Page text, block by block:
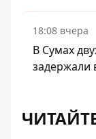
18:08 вчера
В Сумах
задержали